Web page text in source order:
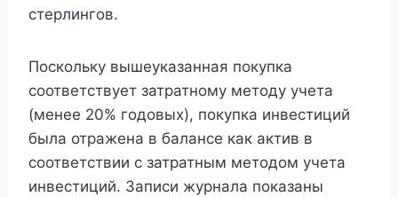
стерлингов.
Поскольку вышеуказанная покупка
соответствует затратному методу учета
(менее 20% годовых), покупка инвестиций
была отражена в балансе как актив в
соответствии с затратным методом учета
инвестиций. Записи журнала показаны